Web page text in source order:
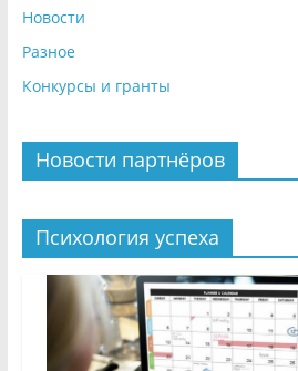
Новости
Разное
Конкурсы и гранты
Новости партнёров
Психология успеха